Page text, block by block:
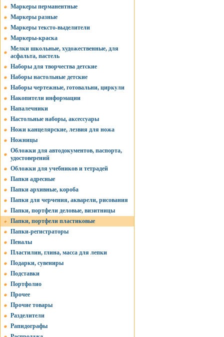
Маркеры перманентные
Маркеры разные
Маркеры тексто-выделители
Маркеры-краска
Мелки школьные, художественные, для
асфальта, пастель
Наборы для творчества детские
Наборы настольные детские
Наборы чертежные, готовальни, циркули
Накопители информации
Напалечники
Настольные наборы, аксессуары
Ножи канцелярские, лезвия для ножа
Ножницы
Обложки для автодокументов, паспорта,
удостоверений
Обложки для учебников и тетрадей
Папки адресные
Папки архивные, короба
Папки для черчения, акварели, рисования
Папки, портфели деловые, визитницы
Папки, портфели пластиковые
Папки-регистраторы
Пеналы
Пластилин, глина, масса для лепки
Подарки, сувениры
Подставки
Портфолио
Прочее
Прочие товары
Разделители
Рапидографы